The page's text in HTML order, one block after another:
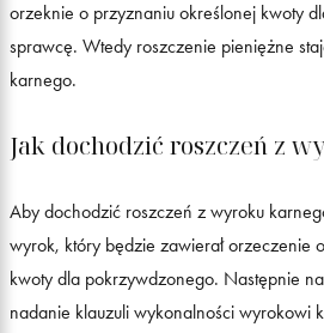
orzeknie o przyznaniu określonej kwoty
sprawcę. Wtedy roszczenie pieniężne
karnego.
Jak dochodzić roszczeń z
Aby dochodzić roszczeń z wyroku
wyrok, który będzie zawierał orzeczenie
kwoty dla pokrzywdzonego. Następnie
nadanie klauzuli wykonalności wyrokowi